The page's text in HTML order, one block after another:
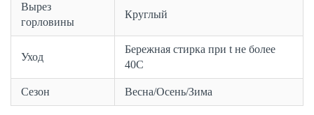
Вырез
горловины
Круглый
Уход
Бережная стирка при t не более
40С
Сезон Весна/Осень/Зима